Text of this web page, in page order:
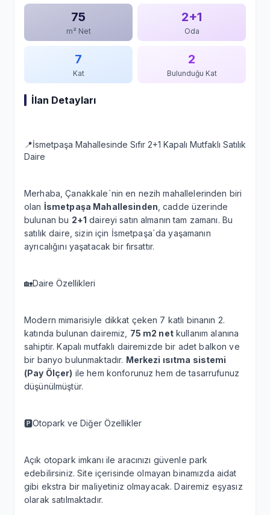
75
m² Net
2+1
Oda
7
Kat
2
Bulunduğu Kat
İlan Detayları
📍İsmetpaşa Mahallesinde Sıfır 2+1 Kapalı Mutfaklı Satılık
Daire
Merhaba, Çanakkale`nin en nezih mahallelerinden biri
olan İsmetpaşa Mahallesinden , cadde üzerinde
bulunan bu 2+1 daireyi satın almanın tam zamanı. Bu
satılık daire, sizin için İsmetpaşa`da yaşamanın
ayrıcalığını yaşatacak bir fırsattır.
🏡Daire Özellikleri
Modern mimarisiyle dikkat çeken 7 katlı binanın 2.
katında bulunan dairemiz, 75 m2 netkullanım alanına
sahiptir. Kapalı mutfaklı dairemizde bir adet balkon ve
bir banyo bulunmaktadır. Merkezi ısıtma sistemi
(Pay Ölçer) ile hem konforunuz hem de tasarrufunuz
düşünülmüştür.
🅿️Otopark ve Diğer Özellikler
Açık otopark imkanı ile aracınızı güvenle park
edebilirsiniz. Site içerisinde olmayan binamızda aidat
gibi ekstra bir maliyetiniz olmayacak. Dairemiz eşyasız
olarak satılmaktadır.